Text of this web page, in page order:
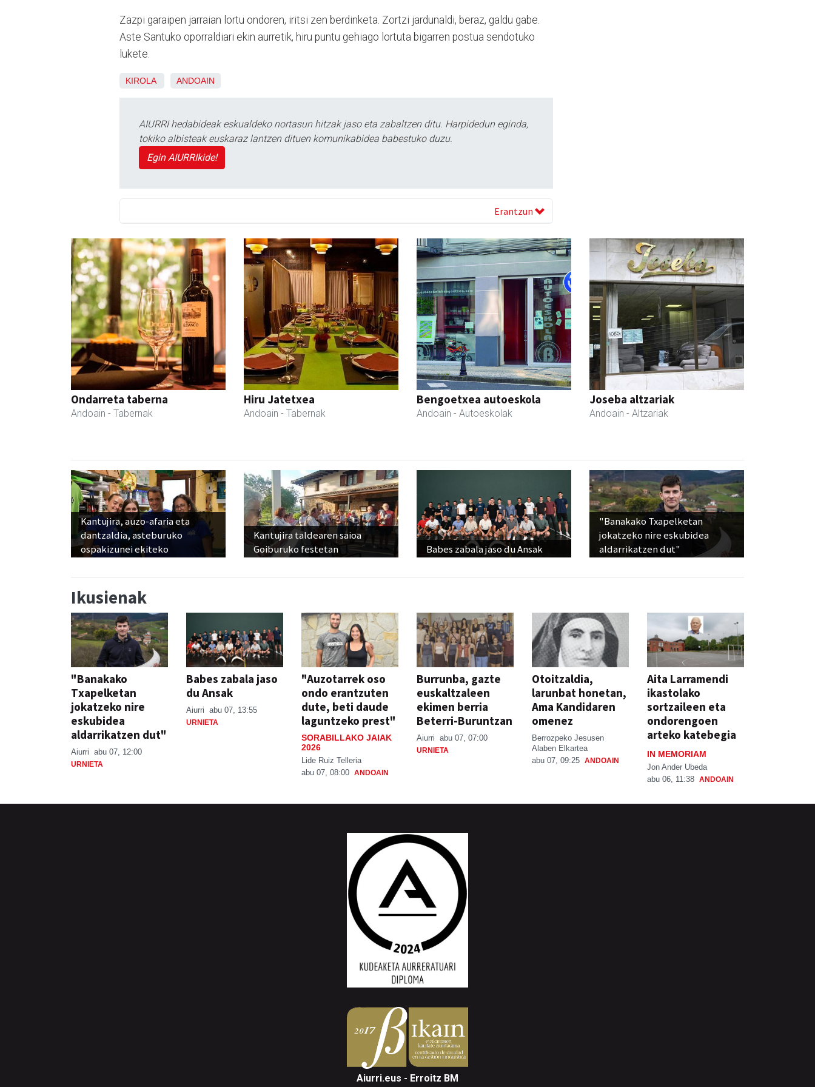
Zazpi garaipen jarraian lortu ondoren, iritsi zen berdinketa. Zortzi jardunaldi, beraz, galdu gabe.
Aste Santuko oporraldiari ekin aurretik, hiru puntu gehiago lortuta bigarren postua sendotuko
lukete.
KIROLA ANDOAIN
AIURRI hedabideak eskualdeko nortasun hitzak jaso eta zabaltzen ditu. Harpidedun eginda,
tokiko albisteak euskaraz lantzen dituen komunikabidea babestuko duzu.
Egin AIURRIkide!
Erantzun
Ondarreta taberna
Andoain - Tabernak
Hiru Jatetxea
Andoain - Tabernak
Bengoetxea autoeskola
Andoain - Autoeskolak
Joseba altzariak
Andoain - Altzariak
Kantujira, auzo-afaria eta
dantzaldia, asteburuko
ospakizunei ekiteko
Kantujira taldearen saioa
Goiburuko festetan
Babes zabala jaso du Ansak
"Banakako Txapelketan
jokatzeko nire eskubidea
aldarrikatzen dut"
Ikusienak
"Banakako
Txapelketan
jokatzeko nire
eskubidea
aldarrikatzen dut"
Aiurri abu 07, 12:00
URNIETA
Babes zabala jaso
du Ansak
Aiurri abu 07, 13:55
URNIETA
"Auzotarrek oso
ondo erantzuten
dute, beti daude
laguntzeko prest"
SORABILLAKO JAIAK
2026
Lide Ruiz Telleria
abu 07, 08:00 ANDOAIN
Burrunba, gazte
euskaltzaleen
ekimen berria
Beterri-Buruntzan
Aiurri abu 07, 07:00
URNIETA
Otoitzaldia,
larunbat honetan,
Ama Kandidaren
omenez
Berrozpeko Jesusen
Alaben Elkartea
abu 07, 09:25 ANDOAIN
Aita Larramendi
ikastolako
sortzaileen eta
ondorengoen
arteko katebegia
IN MEMORIAM
Jon Ander Ubeda
abu 06, 11:38 ANDOAIN
Aiurri.eus - Erroitz BM